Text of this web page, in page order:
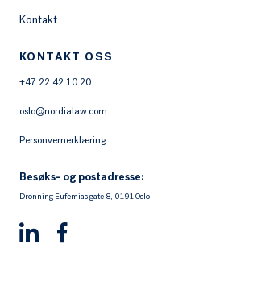
Kontakt
KONTAKT OSS
+47 22 42 10 20
oslo@nordialaw.com
Personvernerklæring
Besøks- og postadresse:
Dronning Eufemias gate 8, 0191 Oslo